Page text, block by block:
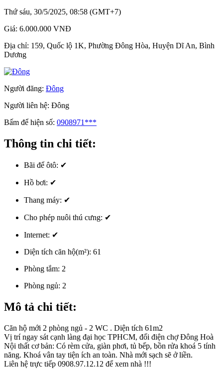
Thứ sáu, 30/5/2025, 08:58 (GMT+7)
Giá: 6.000.000 VNĐ
Địa chỉ: 159, Quốc lộ 1K, Phường Đông Hòa, Huyện Dĩ An, Bình
Dương
Người đăng: Đông
Người liên hệ: Đông
Bấm để hiện số: 0908971***
Thông tin chi tiết:
Bãi để ôtô: ✔
Hồ bơi: ✔
Thang máy: ✔
Cho phép nuôi thú cưng: ✔
Internet: ✔
Diện tích căn hộ(m²): 61
Phòng tắm: 2
Phòng ngủ: 2
Mô tả chi tiết:
Căn hộ mới 2 phòng ngủ - 2 WC . Diện tích 61m2
Vị trí ngay sát cạnh làng đại học TPHCM, đối điện chợ Đông Hoà
Nội thất cơ bản: Có rèm cửa, giàn phơi, tủ bếp, bồn rửa khoá 5 tính
năng. Khoá vân tay tiện ích an toàn. Nhà mới sạch sẽ ở liền.
Liên hệ trực tiếp 0908.97.12.12 để xem nhà !!!